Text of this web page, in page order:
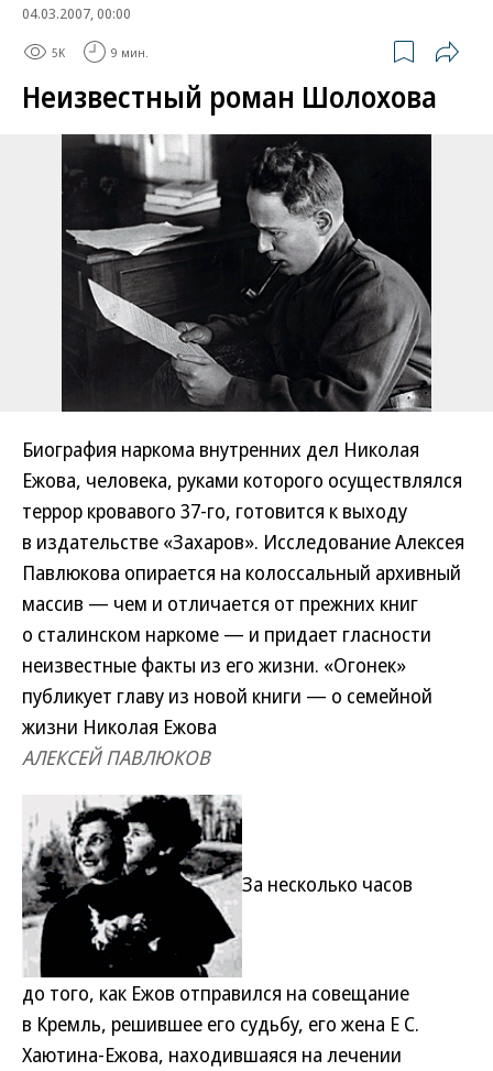
04.03.2007, 00:00
5K 9 мин.
Неизвестный роман Шолохова
Биография наркома внутренних дел Николая
Ежова, человека, руками которого осуществлялся
террор кровавого 37-го, готовится к выходу
в издательстве «Захаров». Исследование Алексея
Павлюкова опирается на колоссальный архивный
массив — чем и отличается от прежних книг
о сталинском наркоме — и придает гласности
неизвестные факты из его жизни. «Огонек»
публикует главу из новой книги — о семейной
жизни Николая Ежова
АЛЕКСЕЙ ПАВЛЮКОВ
За несколько часов
до того, как Ежов отправился на совещание
в Кремль, решившее его судьбу, его жена Е С.
Хаютина-Ежова, находившаяся на лечении